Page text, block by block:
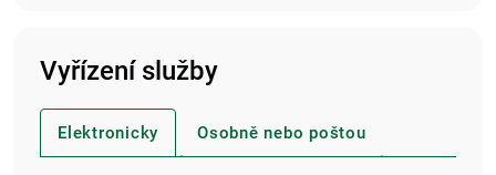
Vyřízení služby
Elektronicky Osobně nebo poštou